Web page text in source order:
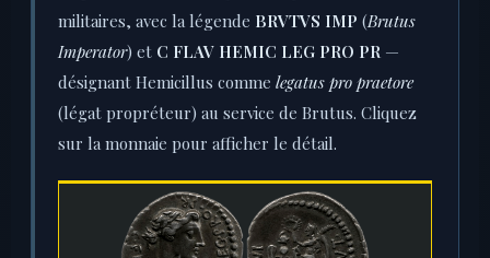
militaires, avec la légende BRVTVS IMP (Brutus
Imperator) et C FLAV HEMIC LEG PRO PR —
désignant Hemicillus comme legatus pro praetore
(légat propréteur) au service de Brutus. Cliquez
sur la monnaie pour afficher le détail.